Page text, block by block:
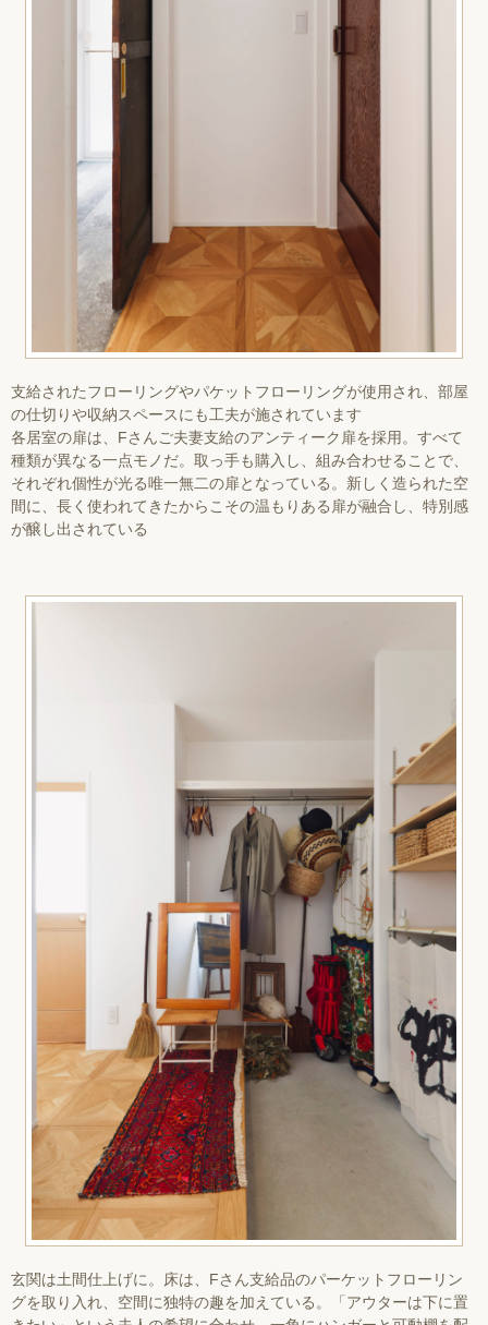
支給されたフローリングやパケットフローリングが使用され、部屋
の仕切りや収納スペースにも工夫が施されています
各居室の扉は、Fさんご夫妻支給のアンティーク扉を採用。すべて
種類が異なる一点モノだ。取っ手も購入し、組み合わせることで、
それぞれ個性が光る唯一無二の扉となっている。新しく造られた空
間に、長く使われてきたからこその温もりある扉が融合し、特別感
が醸し出されている
玄関は土間仕上げに。床は、Fさん支給品のパーケットフローリン
グを取り入れ、空間に独特の趣を加えている。「アウターは下に置